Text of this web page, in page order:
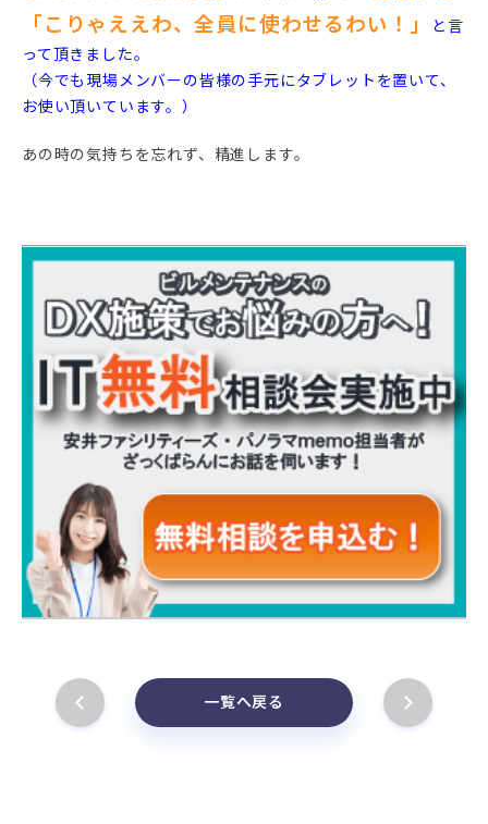
「こりゃええわ、全員に使わせるわい！」
と言
って頂きました。
（今でも現場メンバーの皆様の手元にタブレットを置いて、
お使い頂いています。）
あの時の気持ちを忘れず、精進します。
一覧へ戻る